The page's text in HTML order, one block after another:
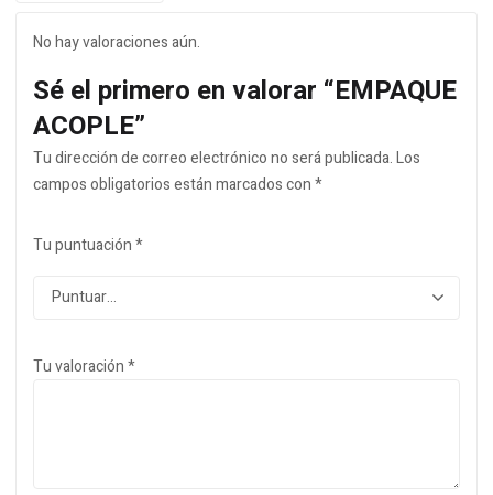
No hay valoraciones aún.
Sé el primero en valorar “EMPAQUE
ACOPLE”
Tu dirección de correo electrónico no será publicada.Los
campos obligatorios están marcados con*
Tu puntuación*
Tu valoración*